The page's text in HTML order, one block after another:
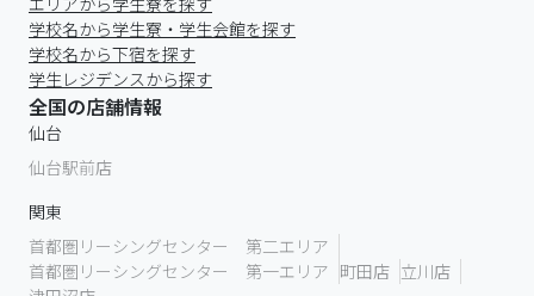
学校名から学生寮・学生会館を探す
学校名から下宿を探す
学生レジデンスから探す
全国の店舗情報
仙台
仙台駅前店
関東
首都圏リーシングセンター 第二エリア
首都圏リーシングセンター 第一エリア 町田店 立川店